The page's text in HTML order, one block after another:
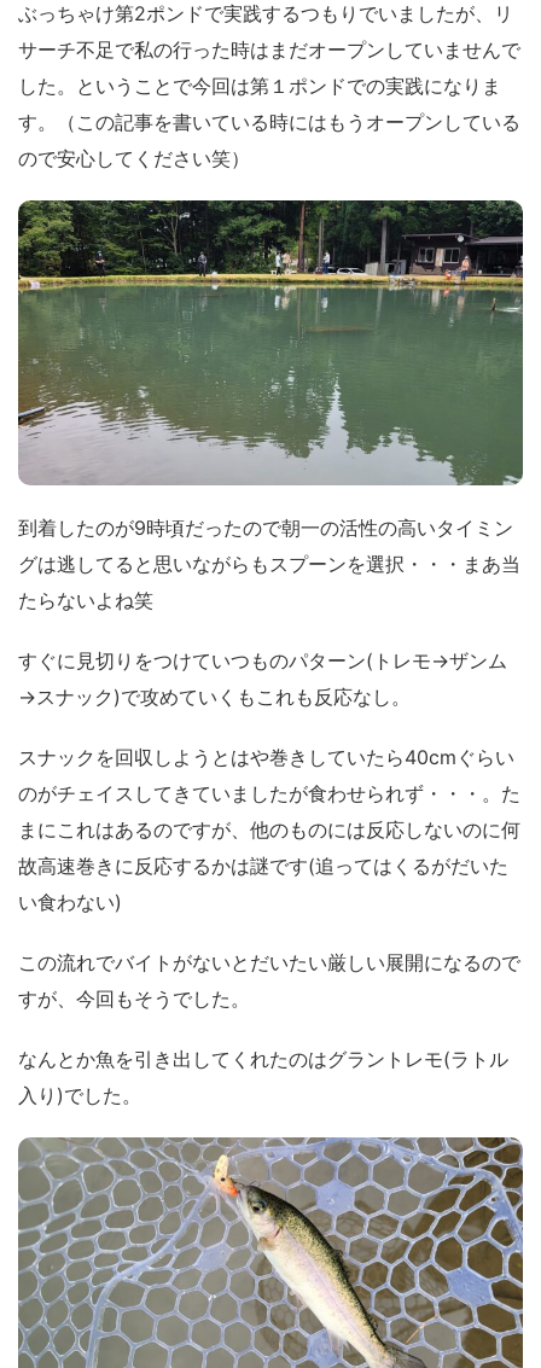
ぶっちゃけ第2ポンドで実践するつもりでいましたが、リ
サーチ不足で私の行った時はまだオープンしていませんで
した。ということで今回は第１ポンドでの実践になりま
す。（この記事を書いている時にはもうオープンしている
ので安心してください笑）
到着したのが9時頃だったので朝一の活性の高いタイミン
グは逃してると思いながらもスプーンを選択・・・まあ当
たらないよね笑
すぐに見切りをつけていつものパターン(トレモ→ザンム
→スナック)で攻めていくもこれも反応なし。
スナックを回収しようとはや巻きしていたら40cmぐらい
のがチェイスしてきていましたが食わせられず・・・。た
まにこれはあるのですが、他のものには反応しないのに何
故高速巻きに反応するかは謎です(追ってはくるがだいた
い食わない)
この流れでバイトがないとだいたい厳しい展開になるので
すが、今回もそうでした。
なんとか魚を引き出してくれたのはグラントレモ(ラトル
入り)でした。